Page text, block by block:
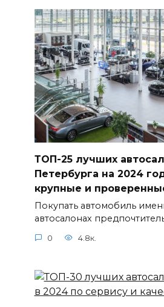
ТОП-25 лучших
Петербурга на 2024
крупные и
Покупать автомобиль
автосалонах
0 4.8к.